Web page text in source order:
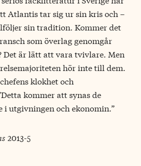
Atlantis tar sig ur sin kris och –
sin tradition. Kommer det
som överlag genomgår
Det är lätt att vara tvivlare. Men
hör inte till dem.
klokhet och
kommer att synas de
i utgivningen och ekonomin.”
2013-5